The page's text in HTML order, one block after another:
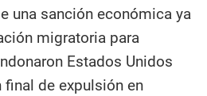
una sanción económica ya
migratoria para
Estados Unidos
de expulsión en